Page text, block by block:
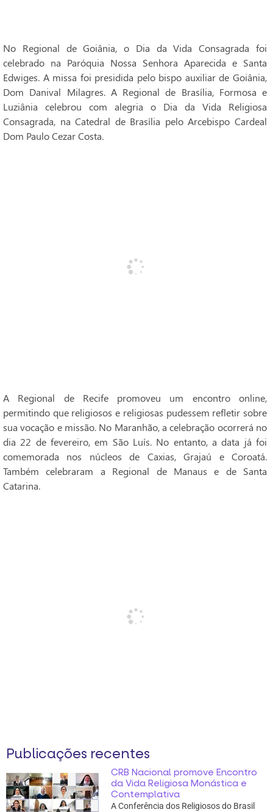
No Regional de Goiânia, o Dia da Vida Consagrada foi
celebrado na Paróquia Nossa Senhora Aparecida e Santa
Edwiges. A missa foi presidida pelo bispo auxiliar de Goiânia,
Dom Danival Milagres. A Regional de Brasília, Formosa e
Luziânia celebrou com alegria o Dia da Vida Religiosa
Consagrada, na Catedral de Brasília pelo Arcebispo Cardeal
Dom Paulo Cezar Costa.
A Regional de Recife promoveu um encontro online,
permitindo que religiosos e religiosas pudessem refletir sobre
sua vocação e missão. No Maranhão, a celebração ocorrerá no
dia 22 de fevereiro, em São Luís. No entanto, a data já foi
comemorada nos núcleos de Caxias, Grajaú e Coroatá.
Também celebraram a Regional de Manaus e de Santa
Catarina.
Publicações recentes
CRB Nacional promove Encontro
da Vida Religiosa Monástica e
Contemplativa
A Conferência dos Religiosos do Brasil